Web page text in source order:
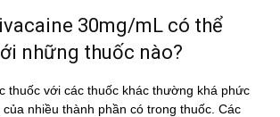
30mg/mL có thể
những thuốc nào?
thuốc với các thuốc khác thường khá phức
nhiều thành phần có trong thuốc. Các